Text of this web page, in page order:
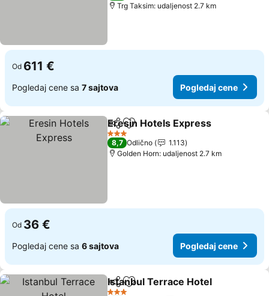
Trg Taksim: udaljenost 2.7 km
Od 611 €
Pogledaj cene sa 7 sajtova Pogledaj cene
Deli Dodati u favorite
Eresin Hotels Express
3 Zvezdice
8,7 Odlično
1.113
Golden Horn: udaljenost 2.7 km
Od 36 €
Pogledaj cene sa 6 sajtova Pogledaj cene
Deli Dodati u favorite
Istanbul Terrace Hotel